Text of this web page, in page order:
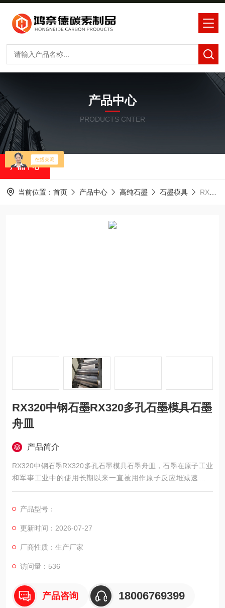
产品中心
PRODUCTS CNTER
产品中心
当前位置： 首页 产品中心 高纯石墨 石墨模具 RX320中钢石墨RX320多孔石墨模具石墨舟皿
RX320中钢石墨RX320多孔石墨模具石墨
舟皿
产品简介
RX320中钢石墨RX320多孔石墨模具石墨舟皿，石墨在原子工业
和军事工业中的使用长期以来一直被用作原子反应堆减速的材
料，因为它具有优异的中子减速性能。石墨反应堆是的核反应堆
产品型号：
更新时间：2026-07-27
厂商性质：生产厂家
访问量：536
产品咨询 18006769399